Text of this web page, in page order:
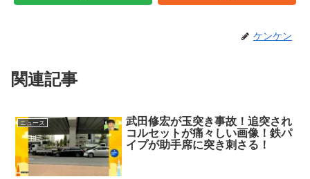
ケンケン
関連記事
ニュース 武田修宏が玉突き事故！追突され
コルセットが痛々しい画像！鉄パ
イプが助手席に突き刺さる！